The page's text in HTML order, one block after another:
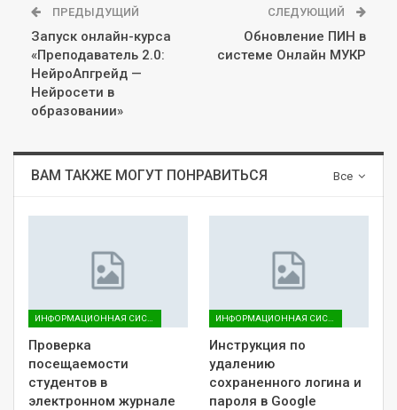
ПРЕДЫДУЩИЙ
Запуск онлайн-курса
«Преподаватель 2.0:
НейроАпгрейд —
Нейросети в
образовании»
СЛЕДУЮЩИЙ
Обновление ПИН в
системе Онлайн МУКР
Все
ВАМ ТАКЖЕ МОГУТ ПОНРАВИТЬСЯ
Проверка
посещаемости
студентов в
электронном журнале
Инструкция по
удалению
сохраненного логина и
пароля в Google